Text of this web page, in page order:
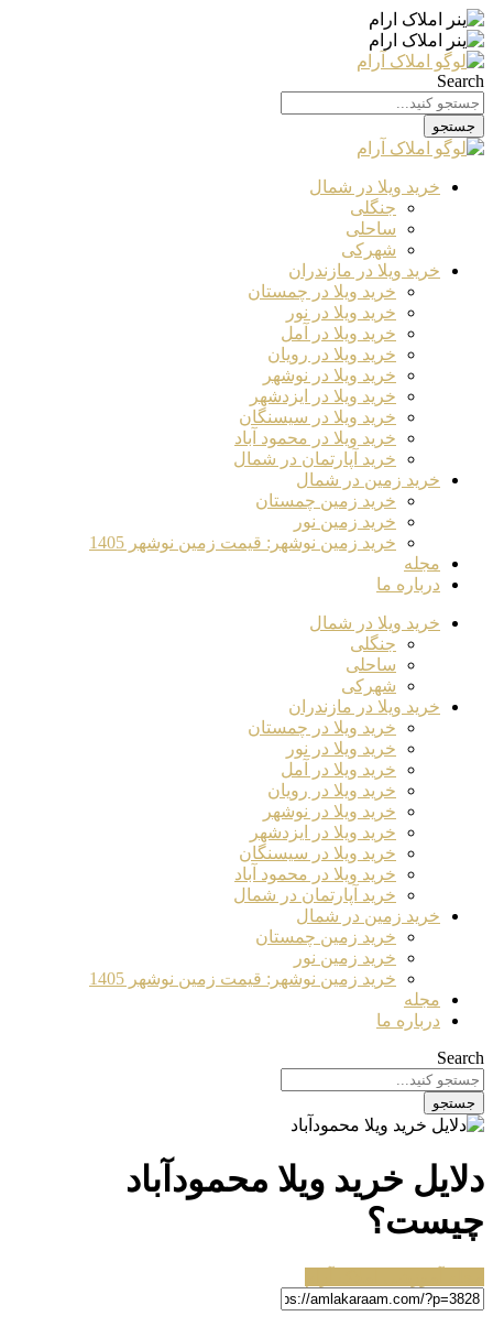
Search
جستجو
خرید ویلا در شمال
جنگلی
ساحلی
شهرکی
خرید ویلا در مازندران
خرید ویلا در چمستان
خرید ویلا در نور
خرید ویلا در آمل
خرید ویلا در رویان
خرید ویلا در نوشهر
خرید ویلا در ایزدشهر
خرید ویلا در سیسنگان
خرید ویلا در محمود آباد
خرید آپارتمان در شمال
خرید زمین در شمال
خرید زمین چمستان
خرید زمین نور
خرید زمین نوشهر: قیمت زمین نوشهر 1405
مجله
درباره ما
خرید ویلا در شمال
جنگلی
ساحلی
شهرکی
خرید ویلا در مازندران
خرید ویلا در چمستان
خرید ویلا در نور
خرید ویلا در آمل
خرید ویلا در رویان
خرید ویلا در نوشهر
خرید ویلا در ایزدشهر
خرید ویلا در سیسنگان
خرید ویلا در محمود آباد
خرید آپارتمان در شمال
خرید زمین در شمال
خرید زمین چمستان
خرید زمین نور
خرید زمین نوشهر: قیمت زمین نوشهر 1405
مجله
درباره ما
Search
جستجو
دلایل خرید ویلا محمودآباد
چیست؟